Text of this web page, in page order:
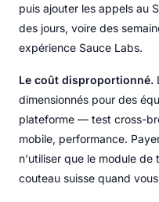
puis ajouter les appels au
des jours, voire des
expérience Sauce Labs.
Le coût disproportionné.
dimensionnés pour des
plateforme — test cross-
mobile, performance.
n'utiliser que le module de
couteau suisse quand